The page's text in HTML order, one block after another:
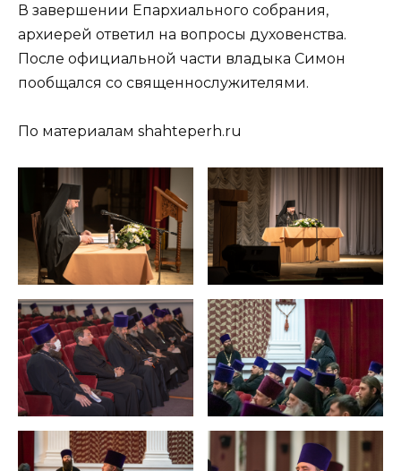
В завершении Епархиального собрания,
архиерей ответил на вопросы духовенства.
После официальной части владыка Симон
пообщался со священнослужителями.
По материалам shahteperh.ru